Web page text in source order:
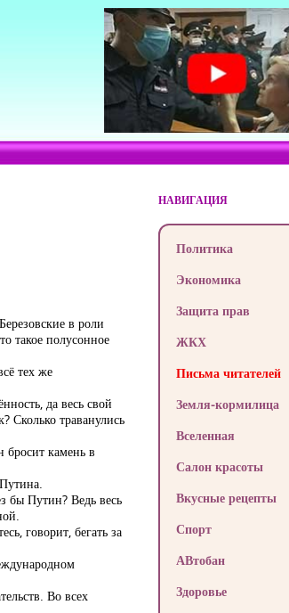
в роли
такое полусонное
тех же
да весь свой
Сколько траванулись
бросит камень в
бы Путин? Ведь весь
говорит, бегать за
Во всех
НАВИГАЦИЯ
Политика
Экономика
Защита прав
ЖКХ
Письма читателей
Земля-кормилица
Вселенная
Салон красоты
Вкусные рецепты
Спорт
АВтобан
Здоровье